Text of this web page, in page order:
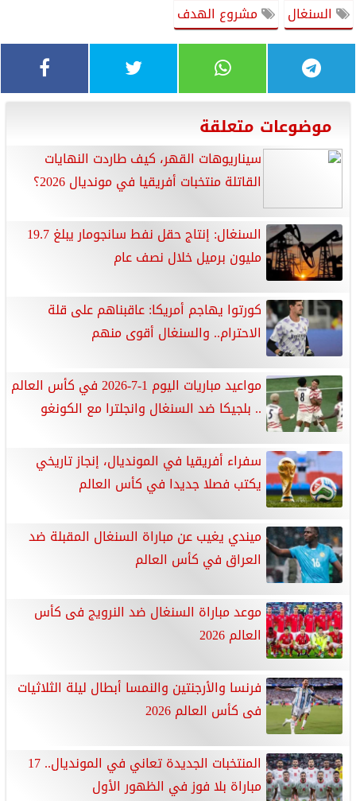
السنغال
مشروع الهدف
موضوعات متعلقة
سيناريوهات القهر، كيف طاردت النهايات
القاتلة منتخبات أفريقيا في مونديال 2026؟
السنغال: إنتاج حقل نفط سانجومار يبلغ 19.7
مليون برميل خلال نصف عام
كورتوا يهاجم أمريكا: عاقبناهم على قلة
الاحترام.. والسنغال أقوى منهم
مواعيد مباريات اليوم 1-7-2026 في كأس العالم
.. بلجيكا ضد السنغال وانجلترا مع الكونغو
سفراء أفريقيا في المونديال، إنجاز تاريخي
يكتب فصلا جديدا في كأس العالم
ميندي يغيب عن مباراة السنغال المقبلة ضد
العراق في كأس العالم
موعد مباراة السنغال ضد النرويج فى كأس
العالم 2026
فرنسا والأرجنتين والنمسا أبطال ليلة الثلاثيات
فى كأس العالم 2026
المنتخبات الجديدة تعاني في المونديال.. 17
مباراة بلا فوز في الظهور الأول